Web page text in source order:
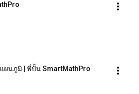
ผนภูมิ | พี่ปั้น SmartMathPro